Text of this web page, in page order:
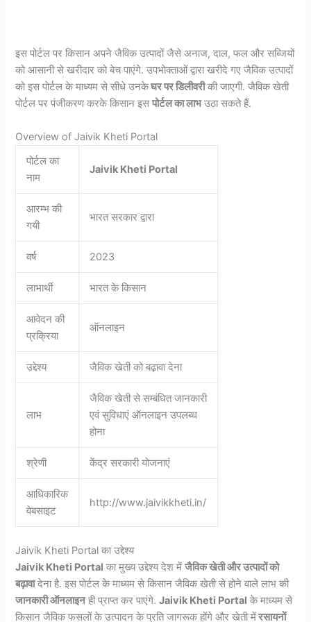
इस पोर्टल पर किसान अपने जैविक उत्पादों जैसे अनाज, दाल, फल और सब्जियों
को आसानी से खरीदार को बेच पाएंगे. उपभोक्ताओं द्वारा खरीदे गए जैविक उत्पादों
को इस पोर्टल के माध्यम से सीधे उनकेघर पर डिलीवरीकी जाएगी. जैविक खेती
पोर्टल पर पंजीकरण करके किसान इसपोर्टल का लाभउठा सकते हैं.
Overview of Jaivik Kheti Portal
पोर्टल का
नाम
Jaivik Kheti Portal
आरम्भ की
गयी
भारत सरकार द्वारा
वर्ष 2023
लाभार्थी भारत के किसान
आवेदन की
प्रक्रिया
ऑनलाइन
उद्देश्य जैविक खेती को बढ़ावा देना
लाभ
जैविक खेती से सम्बंधित जानकारी
एवं सुविधाएं ऑनलाइन उपलब्ध
होना
श्रेणी केंद्र सरकारी योजनाएं
आधिकारिक
वेबसाइट
http://www.jaivikkheti.in/
Jaivik Kheti Portal का उद्देश्य
Jaivik Kheti Portal का मुख्य उद्देश्य देश मेंजैविक खेती और उत्पादों को
बढ़ावादेना है. इस पोर्टल के माध्यम से किसान जैविक खेती से होने वाले लाभ की
जानकारी ऑनलाइनही प्राप्त कर पाएंगे.Jaivik Kheti Portal के माध्यम से
किसान जैविक फसलों के उत्पादन के प्रति जागरूक होंगे और खेती मेंरसायनों